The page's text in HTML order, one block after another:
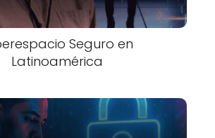
Seguro en
Latinoamérica